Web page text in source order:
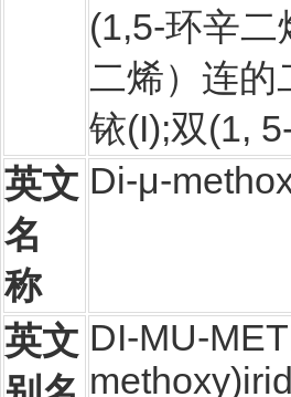
(1,5-环辛
二烯）连的
铱(I);双(1,
英文
名
称
Di-μ-
英文 DI-MU-